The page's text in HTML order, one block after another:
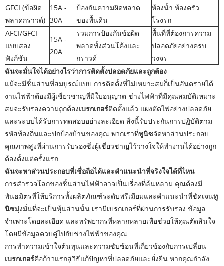
GFCI (ข้อผิด
พลาดกราวด์)
15A -
30A
ป้องกันความผิดพลาด
ของพื้นดิน
ห้องน้ำ ห้องครัว
โรงรถ
AFCI/GFCI
แบบสอง
ฟังก์ชัน
15A -
20A
รวมการป้องกันข้อผิด
พลาดทั้งส่วนโค้งและ
กราวด์
พื้นที่ที่ต้องการความ
ปลอดภัยอย่างครบ
วงจร
ฉันจะมั่นใจได้อย่างไรว่าการติดตั้งปลอดภัยและถูกต้อง
แม้จะมีชิ้นส่วนที่สมบูรณ์แบบ การติดตั้งที่ไม่เหมาะสมก็เป็นอันตรายได้
งานไฟฟ้าต้องมีผู้เชี่ยวชาญที่มีใบอนุญาต ช่างไฟฟ้าที่มีคุณสมบัติเหมาะ
สมจะรับรองความถูกต้องเบรกเกอร์ติดตั้งแล้ว แผงตัดไฟอย่างปลอดภัย
และระบบได้รับการทดสอบอย่างละเอียด สิ่งนี้รับประกันการปฏิบัติตาม
รหัสท้องถิ่นและปกป้องบ้านของคุณ พวกเราที่ทูนิซจัดหาส่วนประกอบ
คุณภาพสูงที่ผ่านการรับรองซึ่งผู้เชี่ยวชาญไว้วางใจให้ทำงานได้อย่างถูก
ต้องตั้งแต่ครั้งแรก
ฉันจะหาส่วนประกอบที่เชื่อถือได้และคำแนะนำที่จริงใจได้ที่ไหน
การสำรวจโลกของชิ้นส่วนไฟฟ้าอาจเป็นเรื่องที่ล้นหลาม คุณต้องมี
พันธมิตรที่ให้บริการทั้งผลิตภัณฑ์ระดับพรีเมียมและคำแนะนำที่ชัดเจนทู
นิซมุ่งมั่นที่จะเป็นหุ้นส่วนนั้น เรามีเบรกเกอร์ที่ผ่านการรับรอง ข้อมูล
จำเพาะโดยละเอียด และทรัพยากรที่หลากหลายเพื่อช่วยให้คุณตัดสินใจ
โดยมีข้อมูลควบคู่ไปกับช่างไฟฟ้าของคุณ
การทำความเข้าใจต้นทุนและความซับซ้อนที่เกี่ยวข้องกับการเปลี่ยน
เบรกเกอร์คือก้าวแรกสู่วิธีแก้ปัญหาที่ปลอดภัยและยั่งยืน หากคุณกำลัง